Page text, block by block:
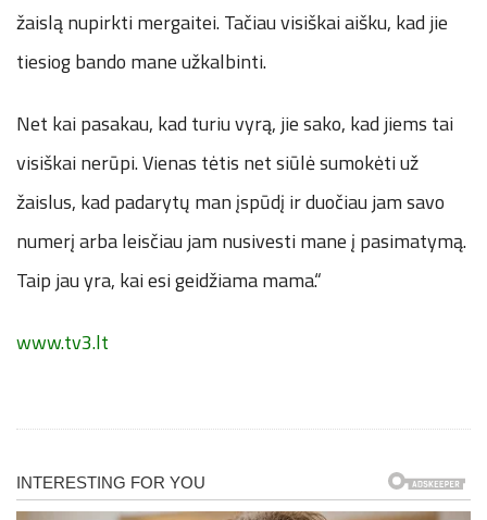
žaislą nupirkti mergaitei. Tačiau visiškai aišku, kad jie
tiesiog bando mane užkalbinti.
Net kai pasakau, kad turiu vyrą, jie sako, kad jiems tai
visiškai nerūpi. Vienas tėtis net siūlė sumokėti už
žaislus, kad padarytų man įspūdį ir duočiau jam savo
numerį arba leisčiau jam nusivesti mane į pasimatymą.
Taip jau yra, kai esi geidžiama mama.“
www.tv3.lt